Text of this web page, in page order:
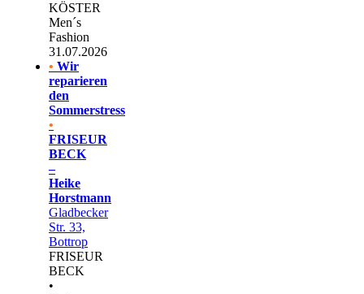
KÖSTER
Men´s
Fashion
31.07.2026
• Wir
reparieren
den
Sommerstress
•
FRISEUR
BECK
–
Heike
Horstmann
Gladbecker
Str. 33,
Bottrop
FRISEUR
BECK
•